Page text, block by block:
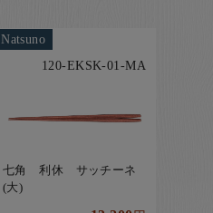
Natsuno
120-EKSK-01-MA
七角 利休 サッチーネ
(大)